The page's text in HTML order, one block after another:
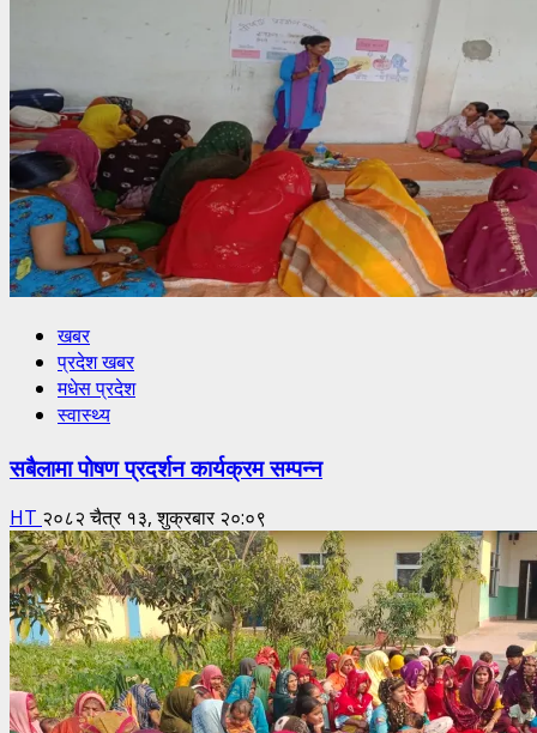
खबर
प्रदेश खबर
मधेस प्रदेश
स्वास्थ्य
सबैलामा पोषण प्रदर्शन कार्यक्रम सम्पन्न
HT २०८२ चैत्र १३, शुक्रबार २०:०९